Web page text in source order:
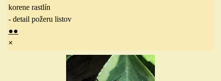
korene rastlín
- detail požeru listov
●●
×